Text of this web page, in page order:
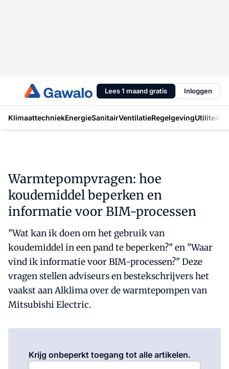
Lees 1 maand gratis Inloggen
KlimaattechniekEnergieSanitairVentilatieRegelgevingUtiliteit
Warmtepompvragen: hoe
koudemiddel beperken en
informatie voor BIM-processen
"Wat kan ik doen om het gebruik van
koudemiddel in een pand te beperken?" en "Waar
vind ik informatie voor BIM-processen?" Deze
vragen stellen adviseurs en bestekschrijvers het
vaakst aan Alklima over de warmtepompen van
Mitsubishi Electric.
Krijg onbeperkt toegang tot alle artikelen.